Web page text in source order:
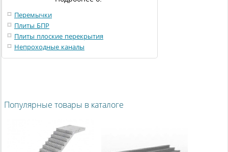
Перемычки
Плиты БПР
Плиты плоские перекрытия
Непроходные каналы
Популярные товары в каталоге